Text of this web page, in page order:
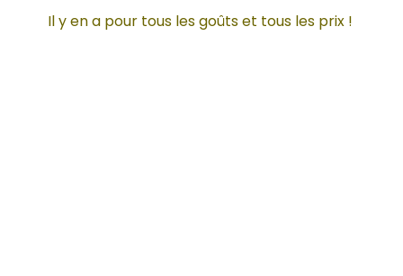
Il y en a pour tous les goûts et tous les prix !